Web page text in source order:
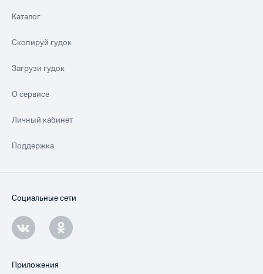
Каталог
Скопируй гудок
Загрузи гудок
О сервисе
Личный кабинет
Поддержка
Социальные сети
Приложения